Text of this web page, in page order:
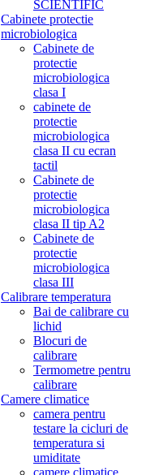
SCIENTIFIC
Cabinete protectie
microbiologica
Cabinete de
protectie
microbiologica
clasa I
cabinete de
protectie
microbiologica
clasa II cu ecran
tactil
Cabinete de
protectie
microbiologica
clasa II tip A2
Cabinete de
protectie
microbiologica
clasa III
Calibrare temperatura
Bai de calibrare cu
lichid
Blocuri de
calibrare
Termometre pentru
calibrare
Camere climatice
camera pentru
testare la cicluri de
temperatura si
umiditate
camere climatice